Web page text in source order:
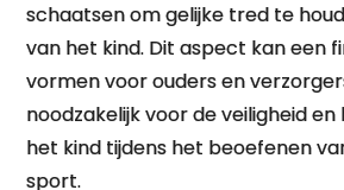
schaatsen om gelijke tred te
van het kind. Dit aspect kan een
vormen voor ouders en
noodzakelijk voor de veiligheid
het kind tijdens het beoefenen
sport.